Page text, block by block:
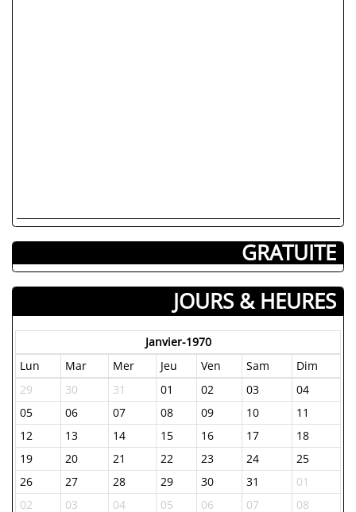
GRATUITE
JOURS & HEURES
Janvier-1970
Lun
Mar Mer Jeu Ven Sam
Dim
29
30 31 01 02 03
04
05
06 07 08 09 10
11
12
13 14 15 16 17
18
19
20 21 22 23 24
25
26
27 28 29 30 31
01
02
03 04 05 06 07 08